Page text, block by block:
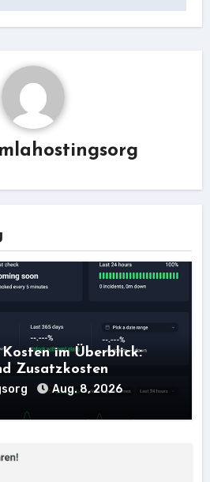
im Überblick:
Zusatzkosten
Aug. 8, 2026